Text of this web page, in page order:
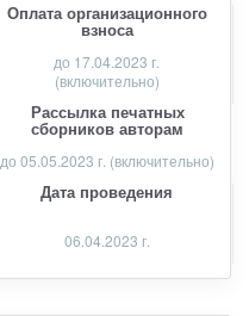
Оплата организационного
взноса
до 17.04.2023 г.
(включительно)
Рассылка печатных
сборников авторам
до 05.05.2023 г. (включительно)
Дата проведения
06.04.2023 г.